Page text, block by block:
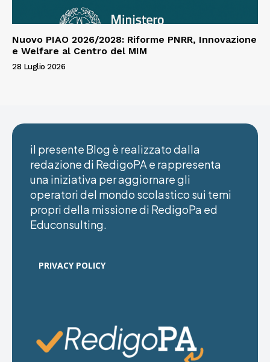
Nuovo PIAO 2026/2028: Riforme PNRR, Innovazione
e Welfare al Centro del MIM
28 Luglio 2026
il presente Blog è realizzato dalla
redazione di RedigoPA e rappresenta
una iniziativa per aggiornare gli
operatori del mondo scolastico sui temi
propri della missione di RedigoPa ed
Educonsulting.
PRIVACY POLICY